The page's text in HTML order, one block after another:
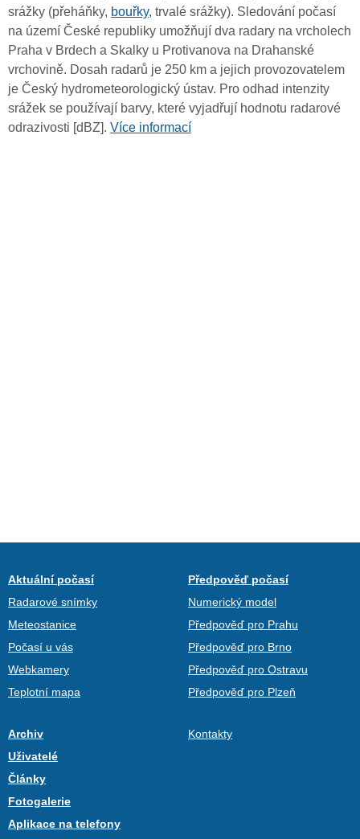
srážky (přeháňky, bouřky, trvalé srážky). Sledování počasí
na území České republiky umožňují dva radary na vrcholech
Praha v Brdech a Skalky u Protivanova na Drahanské
vrchovině. Dosah radarů je 250 km a jejich provozovatelem
je Český hydrometeorologický ústav. Pro odhad intenzity
srážek se používají barvy, které vyjadřují hodnotu radarové
odrazivosti [dBZ]. Více informací
Aktuální počasí
Radarové snímky
Meteostanice
Počasí u vás
Webkamery
Teplotní mapa
Předpověď počasí
Numerický model
Předpověď pro Prahu
Předpověď pro Brno
Předpověď pro Ostravu
Předpověď pro Plzeň
Archiv
Uživatelé
Články
Fotogalerie
Aplikace na telefony
Kontakty